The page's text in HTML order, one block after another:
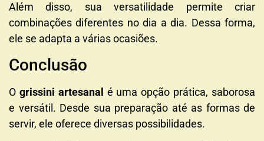
Além disso, sua versatilidade permite criar
combinações diferentes no dia a dia. Dessa forma,
ele se adapta a várias ocasiões.
Conclusão
O grissini artesanal é uma opção prática, saborosa
e versátil. Desde sua preparação até as formas de
servir, ele oferece diversas possibilidades.